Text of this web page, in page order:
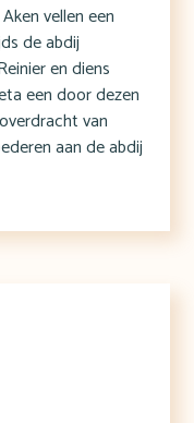
vellen een
de abdij
en diens
een door dezen
van
aan de abdij